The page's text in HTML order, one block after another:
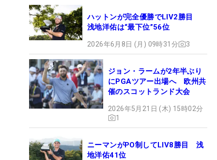
ハットンが完全優勝でLIV2勝目
浅地洋佑は“最下位”56位
2026年6月8日 (月) 09時31分 3
ジョン・ラームが2年半ぶり
にPGAツアー出場へ 欧州共
催のスコットランド大会
2026年5月21日 (木) 15時02分
1
ニーマンがPO制してLIV8勝目 浅
地洋佑41位